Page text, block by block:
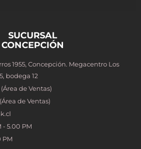
SUCURSAL
CONCEPCIÓN
1955, Concepción. Megacentro Los
bodega 12
de Ventas)
de Ventas)
- 5.00 PM
PM